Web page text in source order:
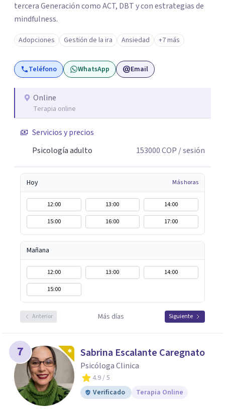
tercera Generación como ACT, DBT y con estrategias de
mindfulness.
Adopciones Gestión de la ira Ansiedad +7 más
Teléfono WhatsApp Email
Online
Terapia online
Servicios y precios
Psicología adulto
153000COP / sesión
Hoy Más horas
12:00 13:00
14:00
15:00
16:00 17:00
Mañana
12:00 13:00
14:00
15:00
Anterior Más días Siguiente
7 Sabrina Escalante Caregnato
Psicóloga Clinica
4.9/ 5
Verificado
Terapia Online